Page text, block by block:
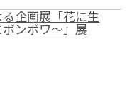
企画展「花に生
ンボワ〜」展